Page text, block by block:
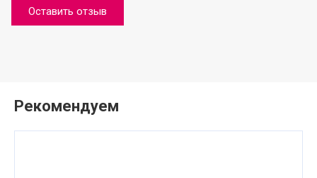
Оставить отзыв
Рекомендуем